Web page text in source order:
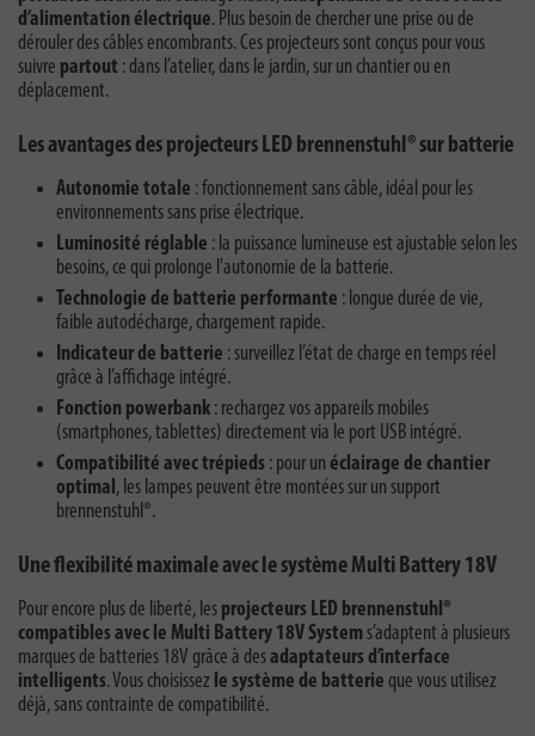
d’alimentation électrique. Plus besoin de chercher une prise ou de
dérouler des câbles encombrants. Ces projecteurs sont conçus pour vous
suivre partout : dans l’atelier, dans le jardin, sur un chantier ou en
déplacement.
Les avantages des projecteurs LED brennenstuhl® sur batterie
Autonomie totale : fonctionnement sans câble, idéal pour les
environnements sans prise électrique.
Luminosité réglable : la puissance lumineuse est ajustable selon les
besoins, ce qui prolonge l'autonomie de la batterie.
Technologie de batterie performante : longue durée de vie,
faible autodécharge, chargement rapide.
Indicateur de batterie : surveillez l’état de charge en temps réel
grâce à l’affichage intégré.
Fonction powerbank : rechargez vos appareils mobiles
(smartphones, tablettes) directement via le port USB intégré.
Compatibilité avec trépieds : pour un éclairage de chantier
optimal, les lampes peuvent être montées sur un support
brennenstuhl®.
Une flexibilité maximale avec le système Multi Battery 18V
Pour encore plus de liberté, les projecteurs LED brennenstuhl®
compatibles avec le Multi Battery 18V Systems’adaptent à plusieurs
marques de batteries 18V grâce à desadaptateurs d’interface
intelligents. Vous choisissez le système de batterie que vous utilisez
déjà, sans contrainte de compatibilité.